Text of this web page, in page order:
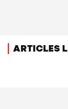
ARTICLES